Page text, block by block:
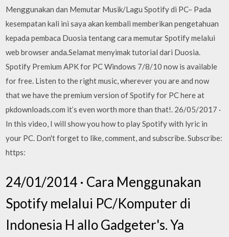
Menggunakan dan Memutar Musik/Lagu Spotify di PC– Pada
kesempatan kali ini saya akan kembali memberikan pengetahuan
kepada pembaca Duosia tentang cara memutar Spotify melalui
web browser anda.Selamat menyimak tutorial dari Duosia.
Spotify Premium APK for PC Windows 7/8/10 now is available
for free. Listen to the right music, wherever you are and now
that we have the premium version of Spotify for PC here at
pkdownloads.com it’s even worth more than that!. 26/05/2017 ·
In this video, I will show you how to play Spotify with lyric in
your PC. Don't forget to like, comment, and subscribe. Subscribe:
https:
24/01/2014 · Cara Menggunakan
Spotify melalui PC/Komputer di
Indonesia H allo Gadgeter's. Ya